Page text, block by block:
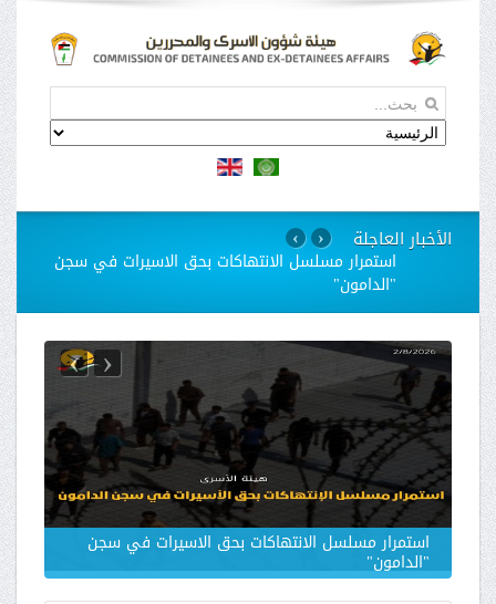
الأخبار العاجلة
استمرار مسلسل الانتهاكات بحق الاسيرات في سجن
"الدامون"
› ‹
استمرار مسلسل الانتهاكات بحق الاسيرات في سجن
"الدامون"
› ‹